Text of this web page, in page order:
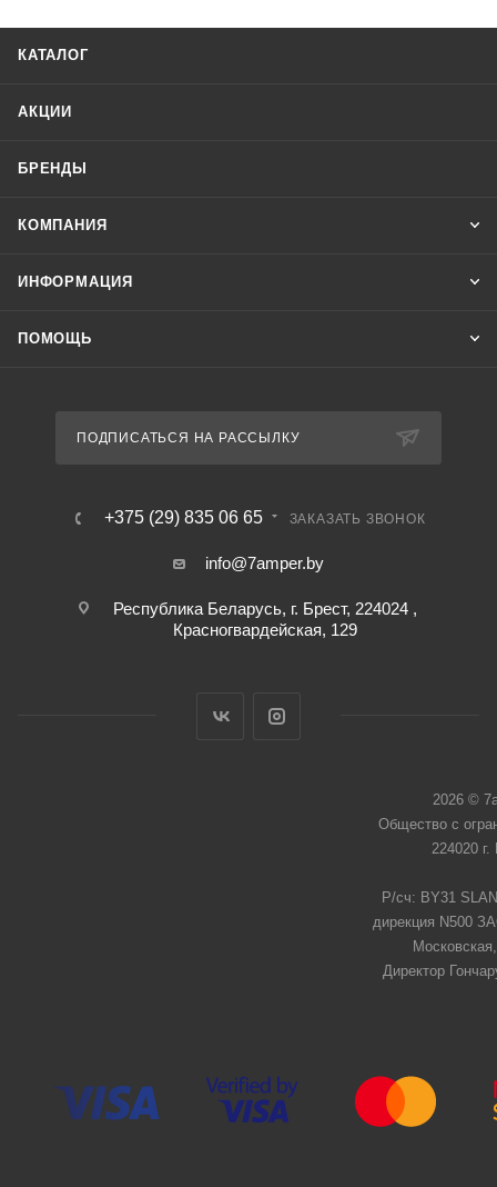
КАТАЛОГ
АКЦИИ
БРЕНДЫ
КОМПАНИЯ
ИНФОРМАЦИЯ
ПОМОЩЬ
ПОДПИСАТЬСЯ НА РАССЫЛКУ
+375 (29) 835 06 65 ЗАКАЗАТЬ ЗВОНОК
info@7amper.by
Республика Беларусь, г. Брест, 224024 ,
Красногвардейская, 129
2026 ©
Общество с
224020
Р/сч: BY31
дирекция N500
Директор